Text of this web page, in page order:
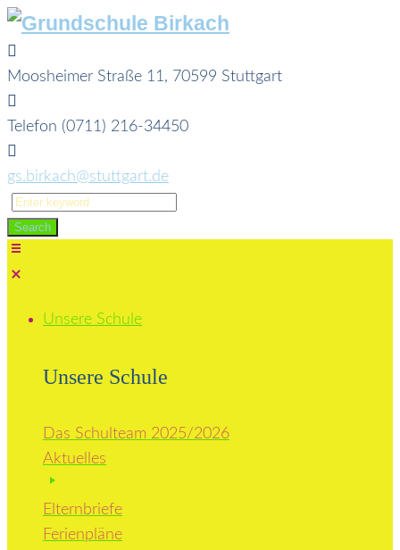
Skip
to
content
Moosheimer Straße 11, 70599 Stuttgart
Telefon (0711) 216-34450
gs.birkach@stuttgart.de
Search
for:
Search
Unsere Schule
Unsere Schule
Das Schulteam 2025/2026
Aktuelles
Elternbriefe
Ferienpläne